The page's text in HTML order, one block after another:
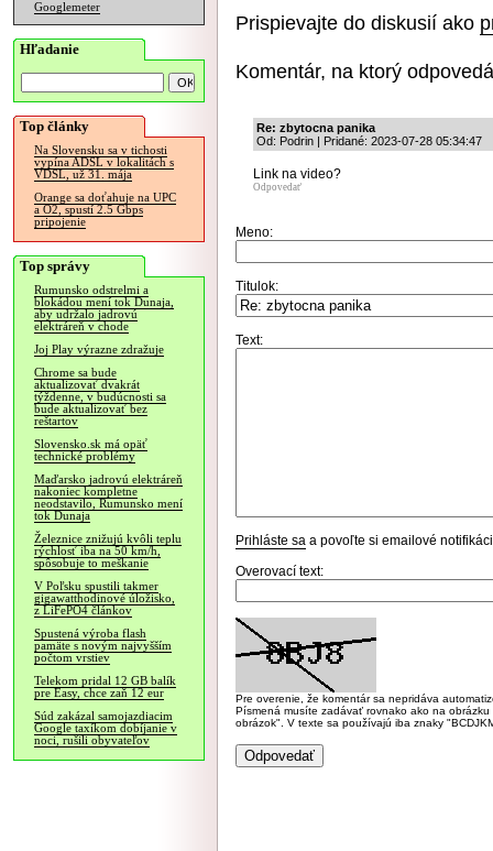
Googlemeter
Hľadanie
Top články
Na Slovensku sa v tichosti
vypína ADSL v lokalitách s
VDSL, už 31. mája
Orange sa doťahuje na UPC
a O2, spustí 2.5 Gbps
pripojenie
Top správy
Rumunsko odstrelmi a
blokádou mení tok Dunaja,
aby udržalo jadrovú
elektráreň v chode
Joj Play výrazne zdražuje
Chrome sa bude
aktualizovať dvakrát
týždenne, v budúcnosti sa
bude aktualizovať bez
reštartov
Slovensko.sk má opäť
technické problémy
Maďarsko jadrovú elektráreň
nakoniec kompletne
neodstavilo, Rumunsko mení
tok Dunaja
Železnice znižujú kvôli teplu
rýchlosť iba na 50 km/h,
spôsobuje to meškanie
V Poľsku spustili takmer
gigawatthodinové úložisko,
z LiFePO4 článkov
Spustená výroba flash
pamäte s novým najvyšším
počtom vrstiev
Telekom pridal 12 GB balík
pre Easy, chce zaň 12 eur
Súd zakázal samojazdiacim
Google taxíkom dobíjanie v
noci, rušili obyvateľov
Prispievajte do diskusií ako
Komentár, na ktorý
Re: zbytocna panika
Od: Podrin | Pridané: 2023-07-28 05:34:47
Link na video?
Odpovedať
Meno:
Titulok:
Text:
Prihláste sa a povoľte si emailové
Overovací text:
Pre overenie, že komentár sa nepridáva
Písmená musíte zadávať rovnako ako na
obrázok". V texte sa používajú iba znaky